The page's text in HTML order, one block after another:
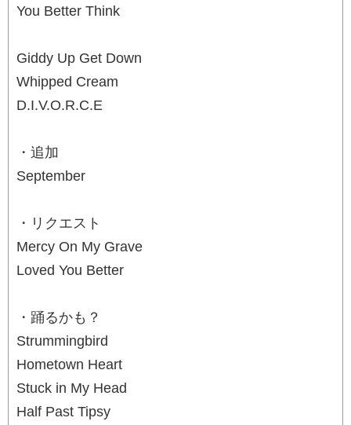
You Better Think
Giddy Up Get Down
Whipped Cream
D.I.V.O.R.C.E
・追加
September
・リクエスト
Mercy On My Grave
Loved You Better
・踊るかも？
Strummingbird
Hometown Heart
Stuck in My Head
Half Past Tipsy